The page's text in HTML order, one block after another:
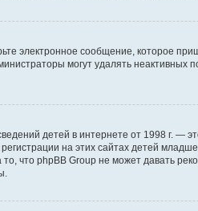
электронное сообщение, которое
могут удалять
детей в интернете от 1998 г.
на этих сайтах детей
что phpBB Group не может давать